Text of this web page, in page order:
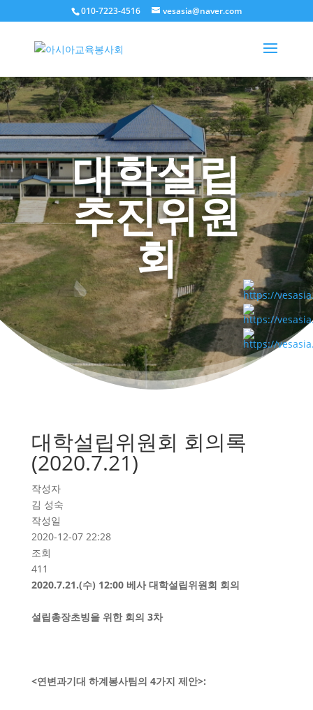
010-7223-4516 vesasia@naver.com
대학설립
추진위원
회
대학설립위원회 회의록
(2020.7.21)
작성자
김 성숙
작성일
2020-12-07 22:28
조회
411
2020.7.21.(수) 12:00 베사 대학설립위원회 회의
설립총장초빙을 위한 회의 3차
<연변과기대 하계봉사팀의 4가지 제안>: